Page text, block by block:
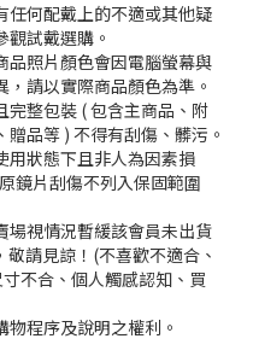
何配戴上的不適或其他疑
試戴選購。
照片顏色會因電腦螢幕與
請以實際商品顏色為準。
整包裝 ( 包含主商品、附
品等 ) 不得有刮傷、髒污。
狀態下且非人為因素損
鏡片刮傷不列入保固範圍
視情況暫緩該會員未出貨
請見諒！(不喜歡不適合、
不合、個人觸感認知、買
程序及說明之權利。